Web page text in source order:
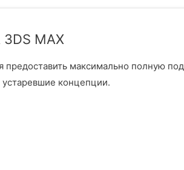
MAX
предоставить максимально полную
концепции.